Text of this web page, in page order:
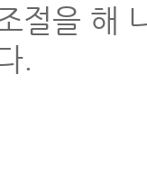
절을 해
.